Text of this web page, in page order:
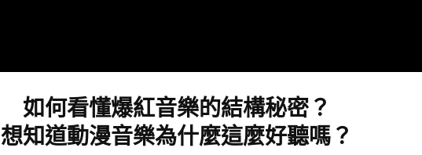
如何看懂爆紅音樂的結構秘密？
想知道動漫音樂為什麼這麼好聽嗎？